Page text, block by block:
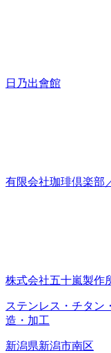
日乃出會館
有限会社珈琲倶楽部
株式会社五十嵐製作
ステンレス・チタン
造・加工
新潟県新潟市南区